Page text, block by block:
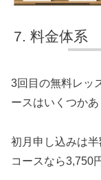
料金体系
3回目の無料レッ
ースはいくつかあ
初月申し込みは
コースなら3,750